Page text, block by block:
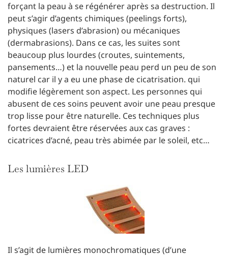
forçant la peau à se régénérer après sa destruction. Il
peut s’agir d’agents chimiques (peelings forts),
physiques (lasers d’abrasion) ou mécaniques
(dermabrasions). Dans ce cas, les suites sont
beaucoup plus lourdes (croutes, suintements,
pansements…) et la nouvelle peau perd un peu de son
naturel car il y a eu une phase de cicatrisation. qui
modifie légèrement son aspect. Les personnes qui
abusent de ces soins peuvent avoir une peau presque
trop lisse pour être naturelle. Ces techniques plus
fortes devraient être réservées aux cas graves :
cicatrices d’acné, peau très abimée par le soleil, etc…
Les lumières LED
Il s’agit de lumières monochromatiques (d’une